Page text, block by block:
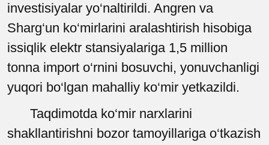
investisiyalar yo‘naltirildi. Angren va
Sharg‘un ko‘mirlarini aralashtirish hisobiga
issiqlik elektr stansiyalariga 1,5 million
tonna import o‘rnini bosuvchi, yonuvchanligi
yuqori bo‘lgan mahalliy ko‘mir yetkazildi.
Taqdimotda ko‘mir narxlarini
shakllantirishni bozor tamoyillariga o‘tkazish